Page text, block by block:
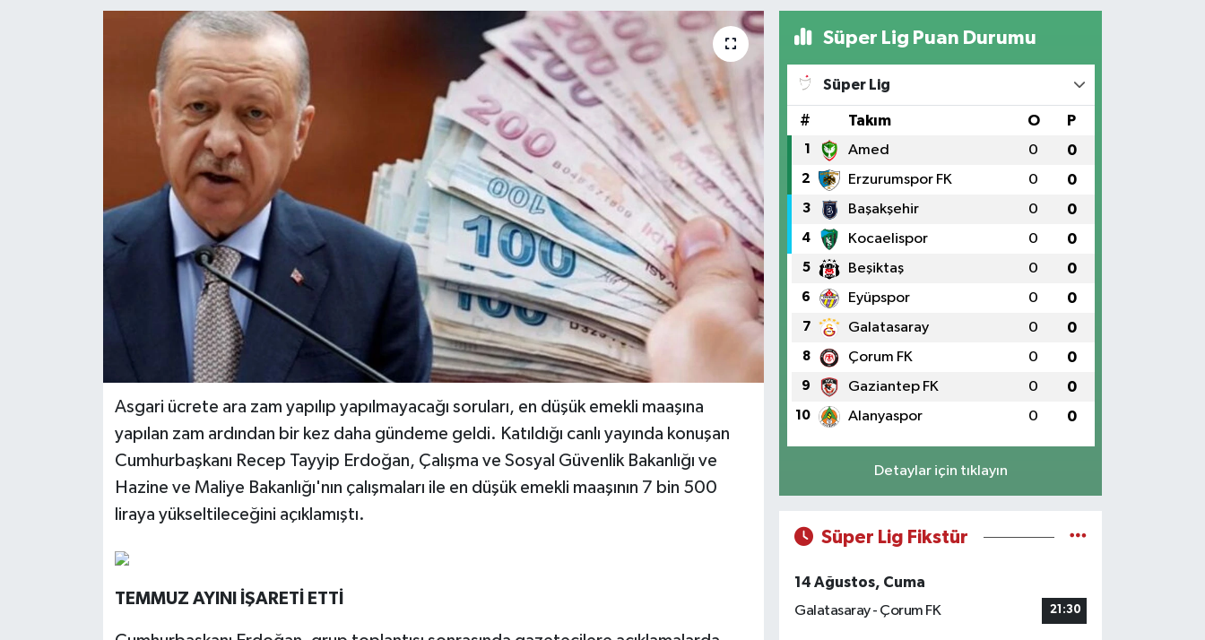
Asgari ücrete ara zam yapılıp yapılmayacağı soruları, en düşük emekli maaşına
yapılan zam ardından bir kez daha gündeme geldi. Katıldığı canlı yayında konuşan
Cumhurbaşkanı Recep Tayyip Erdoğan, Çalışma ve Sosyal Güvenlik Bakanlığı ve
Hazine ve Maliye Bakanlığı'nın çalışmaları ile en düşük emekli maaşının 7 bin 500
liraya yükseltileceğini açıklamıştı.
TEMMUZ AYINI İŞARETİ ETTİ
Süper Lig Puan Durumu
Süper Lig
# Takım O P
1 Amed 0 0
2 Erzurumspor FK 0 0
3 Başakşehir 0 0
4 Kocaelispor 0 0
5 Beşiktaş 0 0
6 Eyüpspor 0 0
7 Galatasaray 0 0
8 Çorum FK 0 0
9 Gaziantep FK 0 0
10 Alanyaspor 0 0
Detaylar için tıklayın
Süper Lig Fikstür
14 Ağustos, Cuma
Galatasaray - Çorum FK
21:30
TEKNOLOJİ